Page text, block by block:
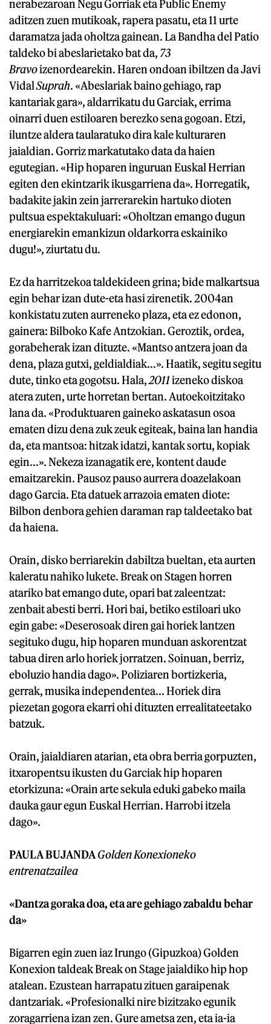
nerabezaroan Negu Gorriak eta Public Enemy
aditzen zuen mutikoak, rapera pasatu, eta 11 urte
daramatza jada oholtza gainean. La Bandha del Patio
taldeko bi abeslarietako bat da, 73
Bravoizenordearekin. Haren ondoan ibiltzen da Javi
VidalSuprah. «Abeslariak baino gehiago, rap
kantariak gara», aldarrikatu du Garciak, errima
oinarri duen estiloaren berezko sena gogoan. Etzi,
iluntze aldera taularatuko dira kale kulturaren
jaialdian. Gorriz markatutako data da haien
egutegian. «Hip hoparen inguruan Euskal Herrian
egiten den ekintzarik ikusgarriena da». Horregatik,
badakite jakin zein jarrerarekin hartuko dioten
pultsua espektakuluari: «Oholtzan emango dugun
energiarekin emankizun oldarkorra eskainiko
dugu!», ziurtatu du.
Ez da harritzekoa taldekideen grina; bide malkartsua
egin behar izan dute-eta hasi zirenetik. 2004an
konkistatu zuten aurreneko plaza, eta ez edonon,
gainera: Bilboko Kafe Antzokian. Geroztik, ordea,
gorabeherak izan dituzte. «Mantso antzera joan da
dena, plaza gutxi, geldialdiak...». Haatik, segitu segitu
dute, tinko eta gogotsu. Hala,2011izeneko diskoa
atera zuten, urte horretan bertan. Autoekoitzitako
lana da. «Produktuaren gaineko askatasun osoa
ematen dizu dena zuk zeuk egiteak, baina lan handia
da, eta mantsoa: hitzak idatzi, kantak sortu, kopiak
egin...». Nekeza izanagatik ere, kontent daude
emaitzarekin. Pausoz pauso aurrera doazelakoan
dago Garcia. Eta datuek arrazoia ematen diote:
Bilbon denbora gehien daraman rap taldeetako bat
da haiena.
Orain, disko berriarekin dabiltza bueltan, eta aurten
kaleratu nahiko lukete. Break on Stagen horren
atariko bat emango dute, opari bat zaleentzat:
zenbait abesti berri. Hori bai, betiko estiloari uko
egin gabe: «Deserosoak diren gai horiek lantzen
segituko dugu, hip hoparen munduan askorentzat
tabua diren arlo horiek jorratzen. Soinuan, berriz,
eboluzio handia dago». Poliziaren bortizkeria,
gerrak, musika independentea... Horiek dira
piezetan gogora ekarri ohi dituzten errealitateetako
batzuk.
Orain, jaialdiaren atarian, eta obra berria gorpuzten,
itxaropentsu ikusten du Garciak hip hoparen
etorkizuna: «Orain arte sekula eduki gabeko maila
dauka gaur egun Euskal Herrian. Harrobi itzela
dago».
PAULA BUJANDAGolden Konexioneko
entrenatzailea
«Dantza goraka doa, eta are gehiago zabaldu behar
da»
Bigarren egin zuen iaz Irungo (Gipuzkoa) Golden
Konexion taldeak Break on Stage jaialdiko hip hop
atalean. Ezustean harrapatu zituen garaipenak
dantzariak. «Profesionalki nire bizitzako egunik
zoragarriena izan zen. Gure ametsa zen, eta ia-ia